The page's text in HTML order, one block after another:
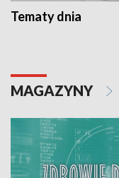
Tematy dnia
MAGAZYNY